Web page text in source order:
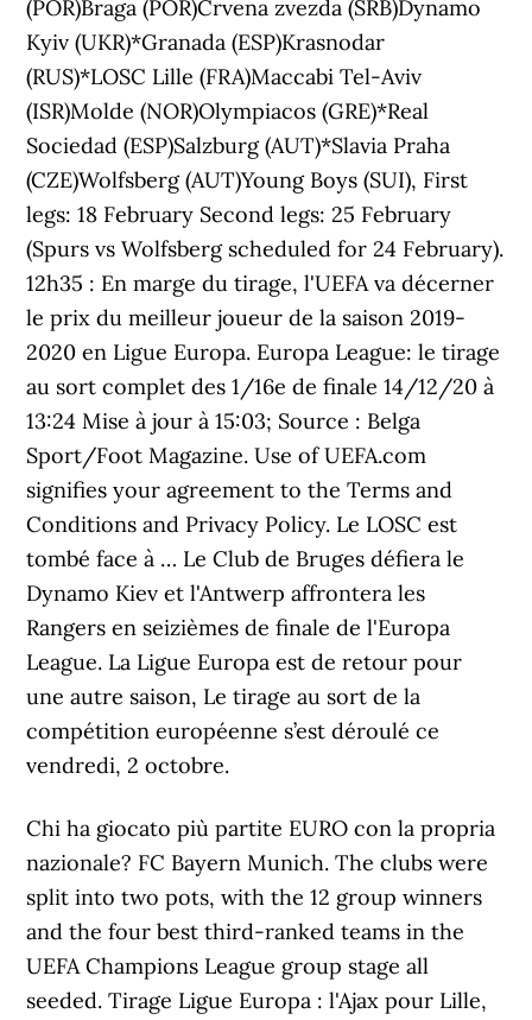
Chi ha giocato più partite EURO con la propria
nazionale? FC Bayern Munich. The clubs were
split into two pots, with the 12 group winners
and the four best third-ranked teams in the
UEFA Champions League group stage all
seeded. Tirage Ligue Europa : l'Ajax pour Lille,